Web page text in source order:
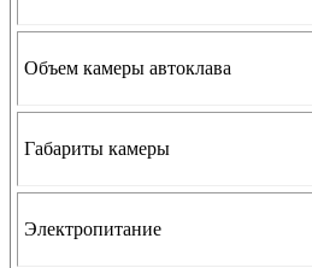
Объем камеры автоклава
Габариты камеры
Электропитание